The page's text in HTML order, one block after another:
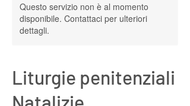
Questo servizio non è al momento
disponibile. Contattaci per ulteriori
dettagli.
Liturgie penitenziali